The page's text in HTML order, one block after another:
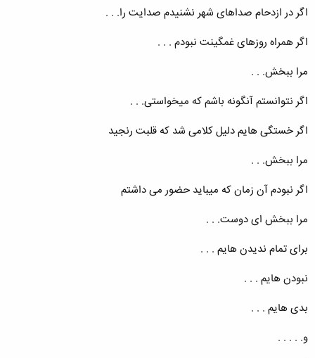
ﺍﮔﺮ ﺩﺭ ﺍﺯﺩﺣﺎﻡ ﺻﺪﺍﻫﺎﯼ ﺷﻬﺮ ﻧﺸﻨﯿﺪﻡ ﺻﺪﺍﯾﺖ ﺭﺍ. . .
ﺍﮔﺮ ﻫﻤﺮﺍﻩ ﺭﻭﺯﻫﺎﯼ ﻏﻤﮕﯿﻨﺖ ﻧﺒﻮﺩﻡ . . .
ﻣﺮﺍ ﺑﺒﺨﺶ. . .
ﺍﮔﺮ ﻧﺘﻮﺍﻧﺴﺘﻢ ﺁﻧﮕﻮﻧﻪ ﺑﺎﺷﻢ ﮐﻪ ﻣﯿﺨﻮﺍﺳﺘﯽ. . .
ﺍﮔﺮ ﺧﺴﺘﮕﯽ ﻫﺎﯾﻢ ﺩﻟﯿﻞ ﮐﻼﻣﯽ ﺷﺪ ﮐﻪ ﻗﻠﺒﺖ ﺭﻧﺠﯿﺪ
ﻣﺮﺍ ﺑﺒﺨﺶ. . .
ﺍﮔﺮ ﻧﺒﻮﺩﻡ ﺁﻥ ﺯﻣﺎﻥ ﮐﻪ ﻣﯿﺒﺎﯾﺪ ﺣﻀﻮﺭ ﻣﯽ ﺩﺍﺷﺘﻢ
ﻣﺮﺍ ﺑﺒﺨﺶ ای دوست. . .
ﺑﺮﺍﯼ ﺗﻤﺎﻡ ﻧﺪﯾﺪﻥ ﻫﺎﯾﻢ . . .
ﻧﺒﻮﺩﻥ ﻫﺎﯾﻢ . . .
ﺑﺪﯼ ﻫﺎﯾﻢ . . .
ﻭ. . . . .